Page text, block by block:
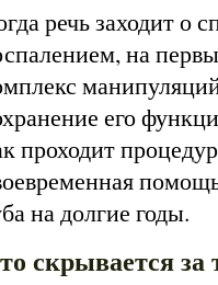
речь заходит о
на
его
проходит
на долгие годы.
скрывается за